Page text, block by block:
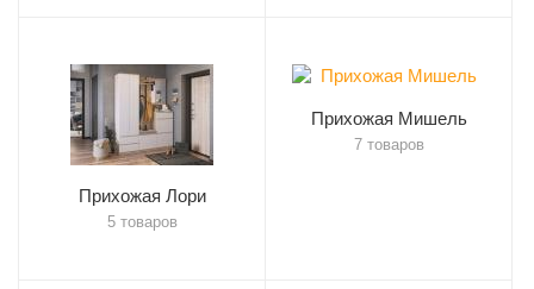
Прихожая Лори
5 товаров
Прихожая Мишель
7 товаров